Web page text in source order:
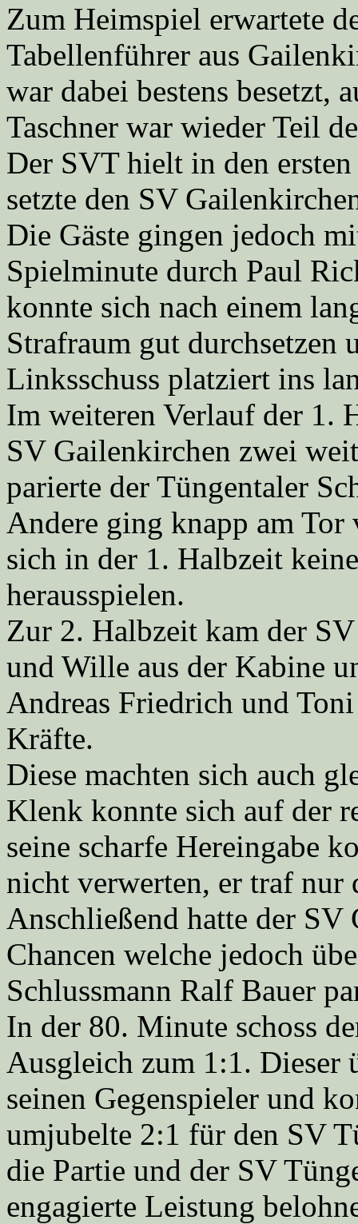
Zum Heimspiel erwartete
Tabellenführer aus
war dabei bestens besetzt,
Taschner war wieder Teil
Der SVT hielt in den
setzte den SV
Die Gäste gingen jedoch
Spielminute durch Paul
konnte sich nach einem
Strafraum gut durchsetzen
Linksschuss platziert ins
Im weiteren Verlauf der 1.
SV Gailenkirchen zwei
parierte der Tüngentaler
Andere ging knapp am
sich in der 1. Halbzeit
herausspielen.
Zur 2. Halbzeit kam der
und Wille aus der Kabine
Andreas Friedrich und
Kräfte.
Diese machten sich auch
Klenk konnte sich auf der
seine scharfe Hereingabe
nicht verwerten, er traf nur
Anschließend hatte der
Chancen welche jedoch
Schlussmann Ralf Bauer
In der 80. Minute schoss
Ausgleich zum 1:1. Dieser
seinen Gegenspieler und
umjubelte 2:1 für den SV
die Partie und der SV
engagierte Leistung